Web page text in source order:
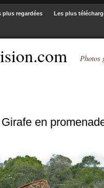
Photos
plus regardées Les plus
en